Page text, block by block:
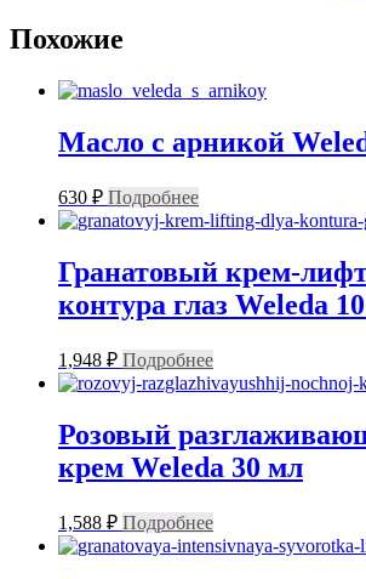
Похожие
Масло с арникой
630 ₽ Подробнее
Гранатовый крем-
контура глаз Weleda
1,948 ₽ Подробнее
Розовый
крем Weleda 30 мл
1,588 ₽ Подробнее